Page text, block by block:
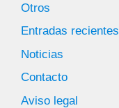
Otros
Entradas recientes
Noticias
Contacto
Aviso legal